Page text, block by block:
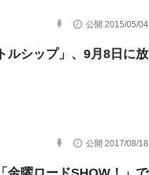
公開 2015/05/04
ルシップ」、9月8日に放
公開 2017/08/18